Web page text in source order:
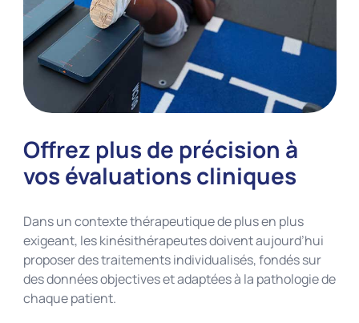
Offrez plus de précision à
vos évaluations cliniques
Dans un contexte thérapeutique de plus en plus
exigeant, les kinésithérapeutes doivent aujourd’hui
proposer des traitements individualisés, fondés sur
des données objectives et adaptées à la pathologie de
chaque patient.